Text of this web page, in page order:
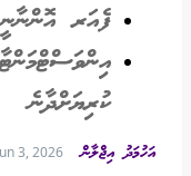
ފެއަރ
ކުރިޔަށްދާނެ
އަހުމަދު އިޖްލާން 3, 2026